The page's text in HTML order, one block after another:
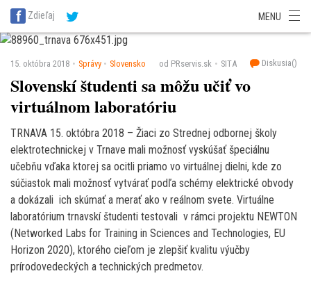
SITA Energetika
SITA Potravinárstvo
Zdieľaj MENU
15. októbra 2018 Správy Slovensko od PRservis.sk SITA Diskusia()
Slovenskí študenti sa môžu učiť vo
virtuálnom laboratóriu
TRNAVA 15. októbra 2018 – Žiaci zo Strednej odbornej školy
elektrotechnickej v Trnave mali možnosť vyskúšať špeciálnu
učebňu vďaka ktorej sa ocitli priamo vo virtuálnej dielni, kde zo
súčiastok mali možnosť vytvárať podľa schémy elektrické obvody
a dokázali ich skúmať a merať ako v reálnom svete. Virtuálne
laboratórium trnavskí študenti testovali v rámci projektu NEWTON
(Networked Labs for Training in Sciences and Technologies, EU
Horizon 2020), ktorého cieľom je zlepšiť kvalitu výučby
prírodovedeckých a technických predmetov.